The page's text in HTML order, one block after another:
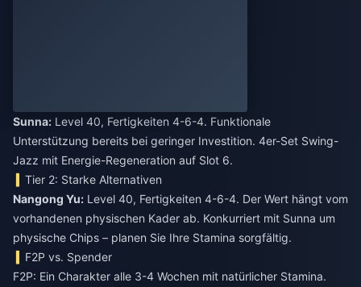
Sunna: Level 40, Fertigkeiten 4-6-4. Funktionale
Unterstützung bereits bei geringer Investition. 4er-Set Swing-
Jazz mit Energie-Regeneration auf Slot 6.
Tier 2: Starke Alternativen
Nangong Yu: Level 40, Fertigkeiten 4-6-4. Der Wert hängt vom
vorhandenen physischen Kader ab. Konkurriert mit Sunna um
physische Chips – planen Sie Ihre Stamina sorgfältig.
F2P vs. Spender
F2P: Ein Charakter alle 3-4 Wochen mit natürlicher Stamina.